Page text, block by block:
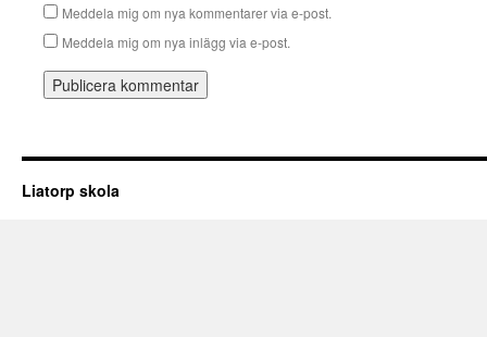
Meddela mig om nya kommentarer via e-post.
Meddela mig om nya inlägg via e-post.
Liatorp skola